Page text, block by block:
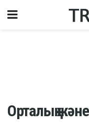
Орталық